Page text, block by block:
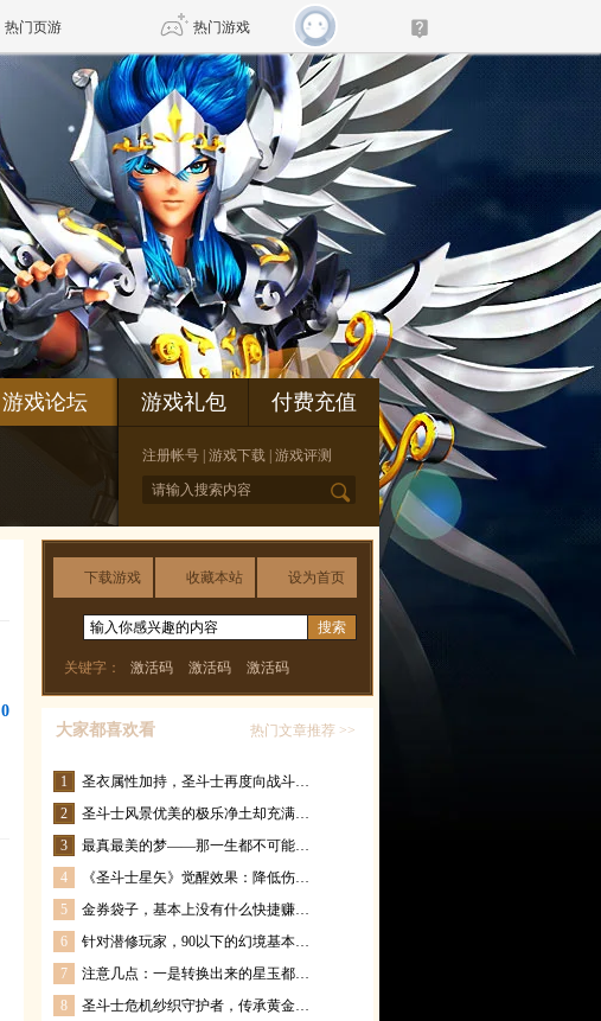
热门页游 热门游戏
DNF 传奇4
天堂 剑网3旗舰版 新天龙八部
王权与自由 诛仙世界 新仙侠5
游戏论坛 游戏礼包 付费充值
注册帐号 游戏下载 游戏评测
*
下载游戏 收藏本站 设为首页
关键字： 激活码 激活码 激活码
大家都喜欢看
1
圣衣属性加持，圣斗士再度向战斗…
2
圣斗士风景优美的极乐净土却充满…
3
最真最美的梦——那一生都不可能…
4
《圣斗士星矢》觉醒效果：降低伤…
5
金券袋子，基本上没有什么快捷赚…
6
针对潜修玩家，90以下的幻境基本…
7
注意几点：一是转换出来的星玉都…
8
圣斗士危机纱织守护者，传承黄金…
热门文章推荐 >>
0